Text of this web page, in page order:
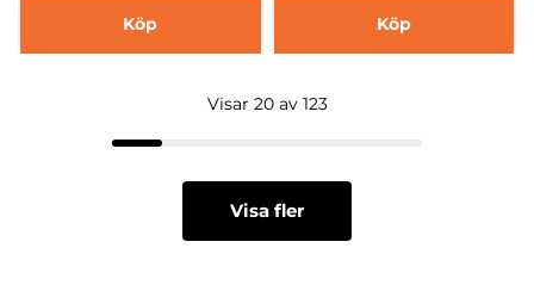
Köp Köp
Visar 20 av 123
Visa fler